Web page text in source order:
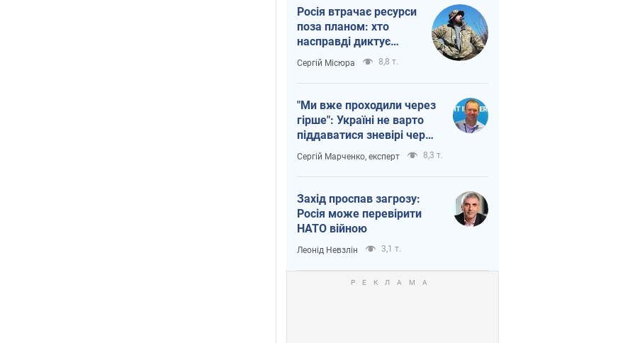
Росія втрачає ресурси
поза планом: хто
насправді диктує
темп війни
Сергій Місюра 8,8 т.
"Ми вже проходили через
гірше": Україні не варто
піддаватися зневірі через
ракетний терор
Сергій Марченко, експерт 8,3 т.
Захід проспав загрозу:
Росія може перевірити
НАТО війною
Леонід Невзлін 3,1 т.